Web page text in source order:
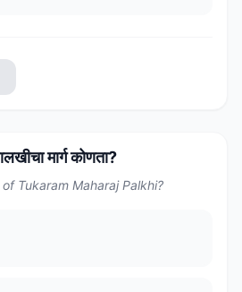
मार्ग कोणता?
Tukaram Maharaj Palkhi?